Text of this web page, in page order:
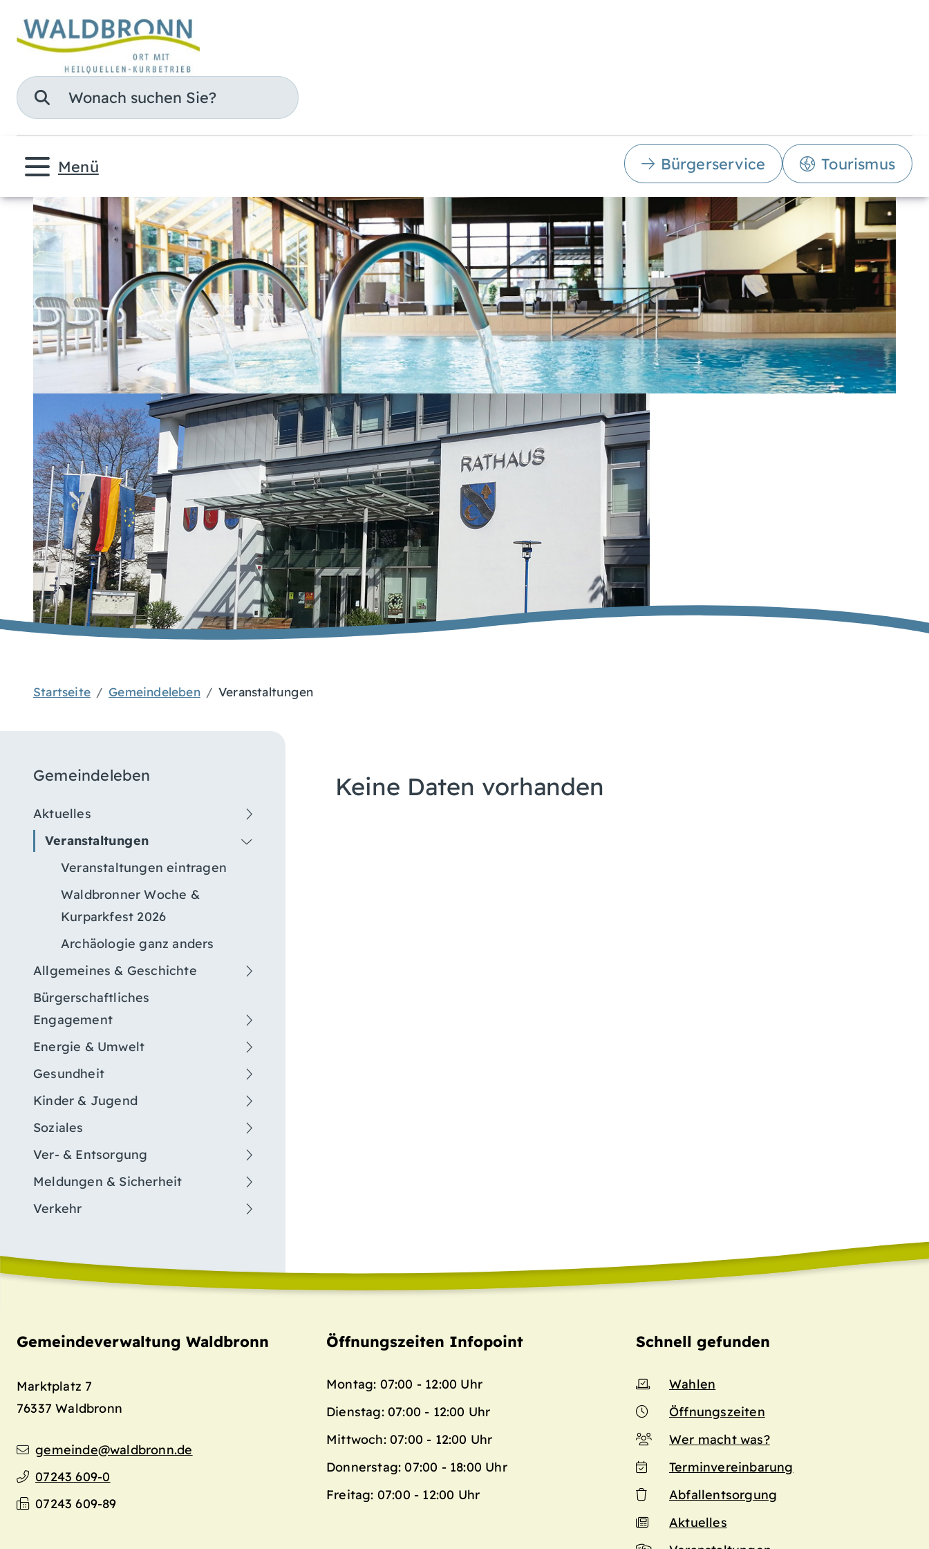
Suche
Menü Bürgerservice Tourismus
Startseite Gemeindeleben Veranstaltungen
Gemeindeleben
Aktuelles
Veranstaltungen
Veranstaltungen eintragen
Waldbronner Woche &
Kurparkfest 2026
Archäologie ganz anders
Allgemeines & Geschichte
Bürgerschaftliches
Engagement
Energie & Umwelt
Gesundheit
Kinder & Jugend
Soziales
Ver- & Entsorgung
Meldungen & Sicherheit
Verkehr
Keine Daten vorhanden
Gemeindeverwaltung Waldbronn
Marktplatz 7
76337 Waldbronn
gemeinde@waldbronn.de
07243 609-0
07243 609-89
Öffnungszeiten Infopoint
Montag: 07:00 - 12:00 Uhr
Dienstag: 07:00 - 12:00 Uhr
Mittwoch: 07:00 - 12:00 Uhr
Donnerstag: 07:00 - 18:00 Uhr
Freitag: 07:00 - 12:00 Uhr
Schnell gefunden
Wahlen
Öffnungszeiten
Wer macht was?
Terminvereinbarung
Abfallentsorgung
Aktuelles